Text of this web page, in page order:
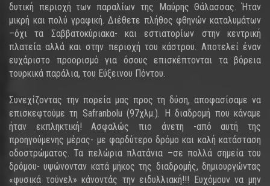
δυτική περιοχή των παραλίων της Μαύρης Θάλασσας. Ήταν
μικρή και πολύ γραφική. Διέθετε πλήθος φθηνών καταλυμάτων
–όχι τα Σαββατοκύριακα- και εστιατορίων στην κεντρική
πλατεία αλλά και στην περιοχή του κάστρου. Αποτελεί έναν
ευχάριστο προορισμό για όσους επισκέπτονται τα βόρεια
τουρκικά παράλια, του Εύξεινου Πόντου.
Συνεχίζοντας την πορεία μας προς τη δύση, αποφασίσαμε να
επισκεφτούμε τη Safranbolu (97χλμ.). Η διαδρομή που κάναμε
ήταν εκπληκτική! Ασφαλώς πιο άνετη -από αυτή της
προηγούμενης μέρας- με φαρδύτερο δρόμο και καλή κατάσταση
οδοστρώματος. Τα πελώρια πλατάνια –σε πολλά σημεία του
δρόμου- υψώνονταν κατά μήκος της διαδρομής, δημιουργώντας
«φυσικά τούνελ» κάνοντάς την ειδυλλιακή!!! Ευχόμουν να μην